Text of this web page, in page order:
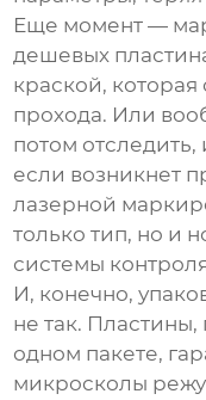
Еще момент —
дешевых
краской, которая
прохода. Или
потом отследить,
если возникнет
лазерной
только тип, но и
системы
И, конечно,
не так.
одном пакете,
микросколы